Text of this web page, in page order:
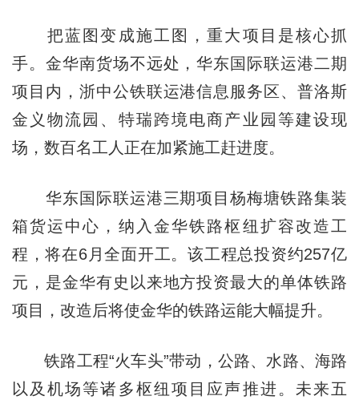
把蓝图变成施工图，重大项目是核心抓
手。金华南货场不远处，华东国际联运港二期
项目内，浙中公铁联运港信息服务区、普洛斯
金义物流园、特瑞跨境电商产业园等建设现
场，数百名工人正在加紧施工赶进度。
华东国际联运港三期项目杨梅塘铁路集装
箱货运中心，纳入金华铁路枢纽扩容改造工
程，将在6月全面开工。该工程总投资约257亿
元，是金华有史以来地方投资最大的单体铁路
项目，改造后将使金华的铁路运能大幅提升。
铁路工程“火车头”带动，公路、水路、海路
以及机场等诸多枢纽项目应声推进。未来五